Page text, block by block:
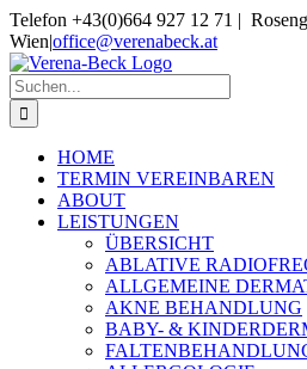
Skip
to
content
Telefon +43(0)664 927 12 71 |
Wien|office@verenabeck.at
Suche
nach:
HOME
TERMIN VEREINBAREN
ABOUT
LEISTUNGEN
ÜBERSICHT
ABLATIVE
ALLGEMEINE
AKNE BEHANDLUNG
BABY- &